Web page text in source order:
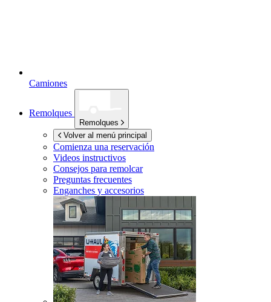
Camiones
Remolques
Remolques
Volver al menú principal
Comienza una reservación
Videos instructivos
Consejos para remolcar
Preguntas frecuentes
Enganches y accesorios